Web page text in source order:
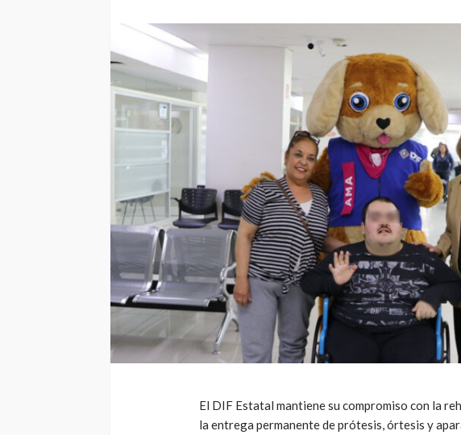
El DIF Estatal mantiene su compromiso con la
la entrega permanente de prótesis, órtesis y